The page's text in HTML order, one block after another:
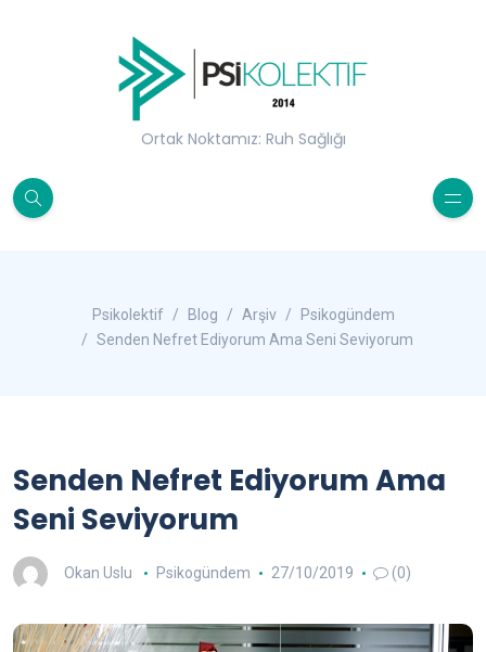
Ortak Noktamız: Ruh Sağlığı
Psikolektif Blog Arşiv
Psikogündem
Senden Nefret Ediyorum Ama Seni Seviyorum
Senden Nefret Ediyorum Ama
Seni Seviyorum
Okan Uslu Psikogündem 27/10/2019 (0)